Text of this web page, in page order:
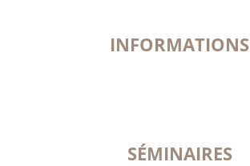
INFORMATIONS
SÉMINAIRES